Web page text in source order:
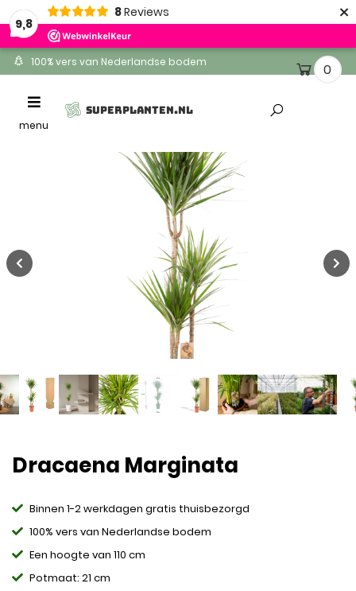
9,8
8Reviews ×
100% vers van Nederlandse bodem
Altijd gratis levering
Toggle
navigation
menu
SUPERPLANTEN.NL
0
Dracaena Marginata
Binnen 1-2 werkdagen gratis thuisbezorgd
100% vers van Nederlandse bodem
Een hoogte van 110 cm
Potmaat: 21 cm